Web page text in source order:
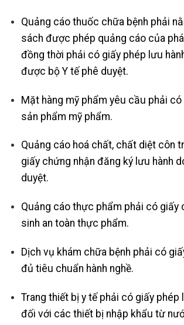
Quảng cáo thuốc chữa bệnh phải
sách được phép quảng cáo của
đồng thời phải có giấy phép lưu
được bộ Y tế phê duyệt.
Mặt hàng mỹ phẩm yêu cầu phải
sản phẩm mỹ phẩm.
Quảng cáo hoá chất, chất diệt côn
giấy chứng nhận đăng ký lưu hành
duyệt.
Quảng cáo thực phẩm phải có giấy
sinh an toàn thực phẩm.
Dịch vụ khám chữa bệnh phải có
đủ tiêu chuẩn hành nghề.
Trang thiết bị y tế phải có giấy phép
đối với các thiết bị nhập khẩu từ